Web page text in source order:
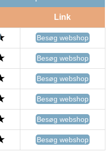
Link
Besøg webshop
Besøg webshop
Besøg webshop
Besøg webshop
Besøg webshop
Besøg webshop